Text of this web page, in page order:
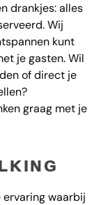
drankjes: alles
Wij
kunt
je gasten. Wil
of direct je
graag met je
ervaring waarbij